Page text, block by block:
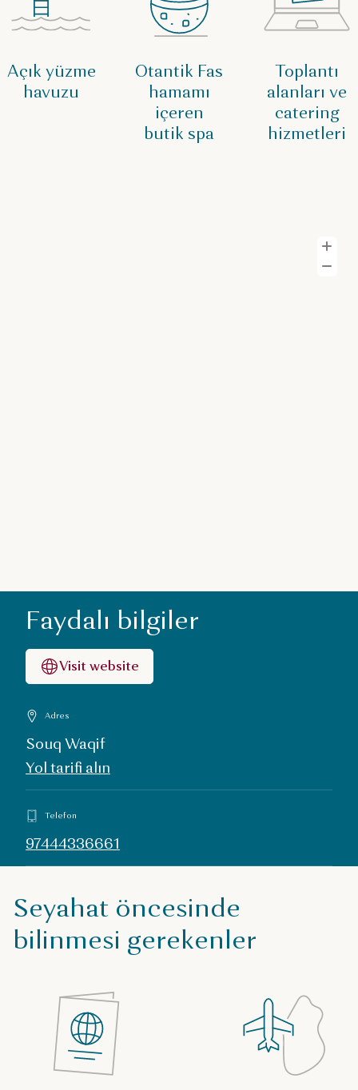
Açık yüzme
havuzu
Otantik Fas
hamamı
içeren
butik spa
Toplantı
alanları ve
catering
hizmetleri
Faydalı bilgiler
Visit website
Adres
Souq Waqif
Yol tarifi alın
Telefon
97444336661
Seyahat öncesinde
bilinmesi gerekenler